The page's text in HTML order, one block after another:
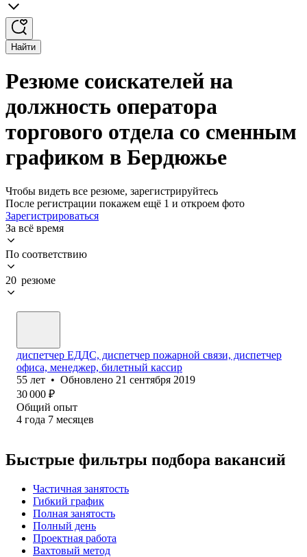
Найти
Резюме соискателей на
должность оператора
торгового отдела со сменным
графиком в Бердюжье
Чтобы видеть все резюме, зарегистрируйтесь
После регистрации покажем ещё 1 и откроем фото
Зарегистрироваться
За всё время
По соответствию
20 резюме
диспетчер ЕДДС, диспетчер пожарной связи, диспетчер
офиса, менеджер, билетный кассир
55 лет • Обновлено 21 сентября 2019
30 000 ₽
Общий опыт
4 года 7 месяцев
Быстрые фильтры подбора вакансий
Частичная занятость
Гибкий график
Полная занятость
Полный день
Проектная работа
Вахтовый метод